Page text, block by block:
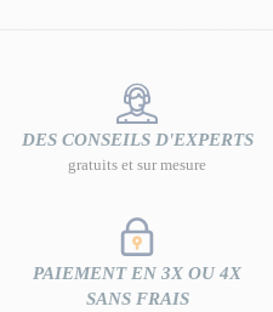
DES CONSEILS D'EXPERTS
gratuits et sur mesure
PAIEMENT EN 3X OU 4X
SANS FRAIS